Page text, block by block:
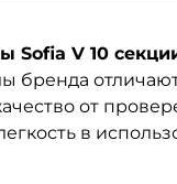
Sofia V 10
бренда
от
в